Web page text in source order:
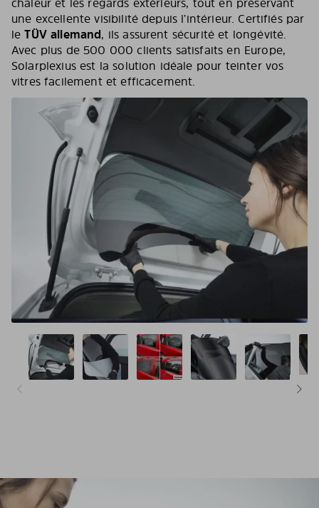
une excellente visibilité depuis l’intérieur. Certifiés par
leTÜV allemand, ils assurent sécurité et longévité.
Avec plus de 500 000 clients satisfaits en Europe,
Solarplexius est la solution idéale pour teinter vos
vitres facilement et efficacement.